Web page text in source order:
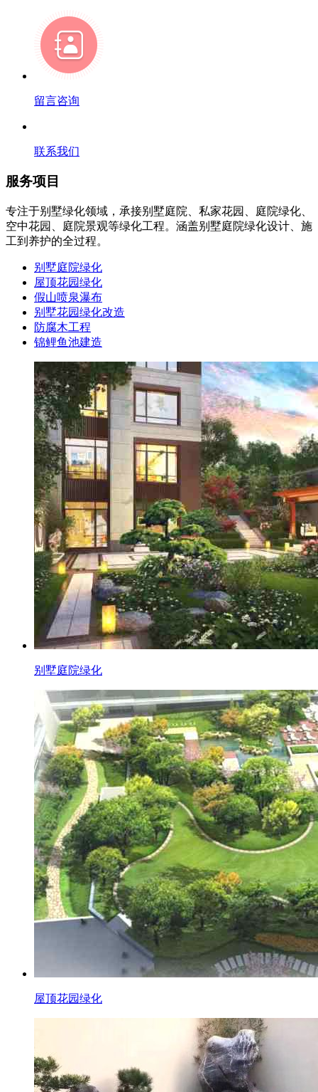
留言咨询
联系我们
服务项目
专注于别墅绿化领域，承接别墅庭院、私家花园、庭院绿化、
空中花园、庭院景观等绿化工程。涵盖别墅庭院绿化设计、施
工到养护的全过程。
别墅庭院绿化
屋顶花园绿化
假山喷泉瀑布
别墅花园绿化改造
防腐木工程
锦鲤鱼池建造
别墅庭院绿化
屋顶花园绿化